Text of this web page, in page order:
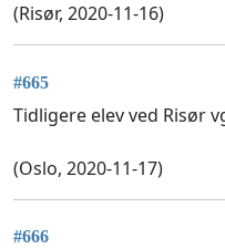
(Risør, 2020-11-16)
#665
Tidligere elev ved Risør
(Oslo, 2020-11-17)
#666